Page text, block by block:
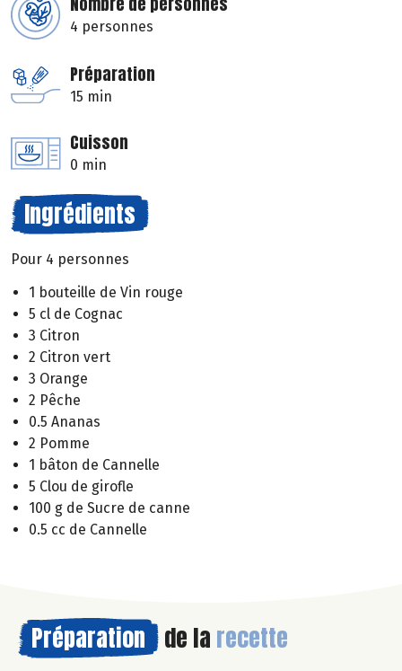
4 personnes
Préparation
15 min
Cuisson
0 min
Ingrédients
Pour 4 personnes
1 bouteille de Vin rouge
5 cl de Cognac
3 Citron
2 Citron vert
3 Orange
2 Pêche
0.5 Ananas
2 Pomme
1 bâton de Cannelle
5 Clou de girofle
100 g de Sucre de canne
0.5 cc de Cannelle
Préparation de la recette